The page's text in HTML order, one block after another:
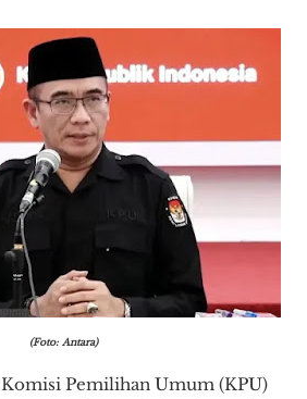
(Foto: Antara)
Komisi Pemilihan Umum (KPU)